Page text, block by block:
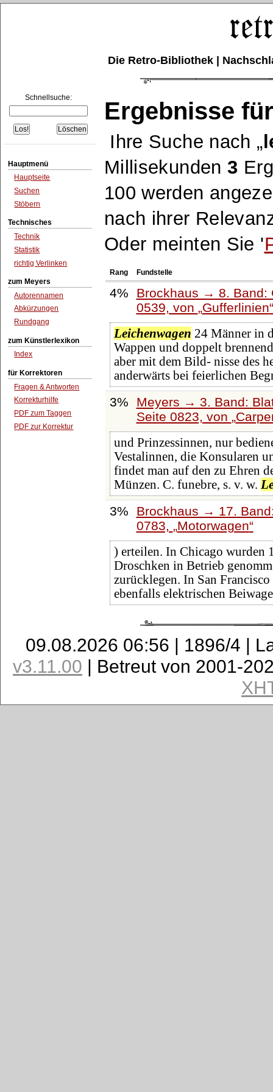
Die Retro-Bibliothek |
Schnellsuche:
Hauptmenü
Hauptseite
Suchen
Stöbern
Technisches
Technik
Statistik
richtig Verlinken
zum Meyers
Autorennamen
Abkürzungen
Rundgang
zum Künstlerlexikon
Index
für Korrektoren
Fragen & Antworten
Korrekturhilfe
PDF zum Taggen
PDF zur Korrektur
Ergebnisse
Ihre Suche nach
Millisekunden3
100 werden
nach ihrer
Oder meinten Sie '
Rang Fundstelle
4%
Brockhaus → 8. Band:
0539, von Gufferlinien
Leichenwagen 24 Männer in
Wappen und doppelt
aber mit dem Bild- nisse des
anderwärts bei feierlichen
3%
Meyers → 3. Band:
Seite 0823, von
und Prinzessinnen, nur
Vestalinnen, die Konsularen
findet man auf den zu Ehren
Münzen. C. funebre, s. v. w.
3%
Brockhaus → 17.
0783,
Motorwagen
) erteilen. In Chicago wurden
Droschken in Betrieb
zurücklegen. In San
ebenfalls elektrischen
09.08.2026 06:56 | 1896/4 |
v3.11.00 | Betreut von 2001-